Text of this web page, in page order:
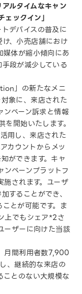
ルタイムなキャン
ックイン」
デバイスの普及に
、小売店舗におけ
媒体が縮小傾向にあ
段が減少している
」の新たなメニ
象に、来店された
ンペーン訴求と情報
開始いたします。
用し、来店された
カウントからメッ
ができます。キャ
ペーンプラットフ
施されます。ユーザ
することができ、
とが可能です。ま
上でもシェア*2さ
ーザーに向けた当該
月間利用者数7,900
、継続的な来店の
とのない大規模な